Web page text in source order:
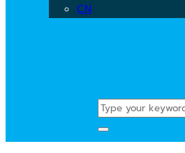
CN
Search
for:
Toggle